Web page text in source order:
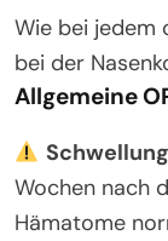
Wie bei jedem
bei der
Allgemeine
Wochen nach
Hämatome